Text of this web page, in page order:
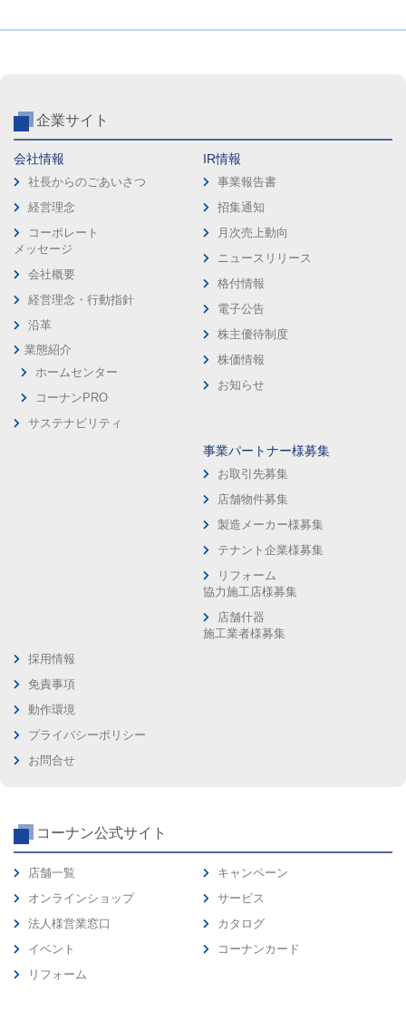
企業サイト
会社情報
社長からのごあいさつ
経営理念
コーポレート
メッセージ
会社概要
経営理念・行動指針
沿革
業態紹介
ホームセンター
コーナンPRO
サステナビリティ
IR情報
事業報告書
招集通知
月次売上動向
ニュースリリース
格付情報
電子公告
株主優待制度
株価情報
お知らせ
事業パートナー様募集
お取引先募集
店舗物件募集
製造メーカー様募集
テナント企業様募集
リフォーム
協力施工店様募集
店舗什器
施工業者様募集
採用情報
免責事項
動作環境
プライバシーポリシー
お問合せ
コーナン公式サイト
店舗一覧
オンラインショップ
法人様営業窓口
イベント
リフォーム
キャンペーン
サービス
カタログ
コーナンカード